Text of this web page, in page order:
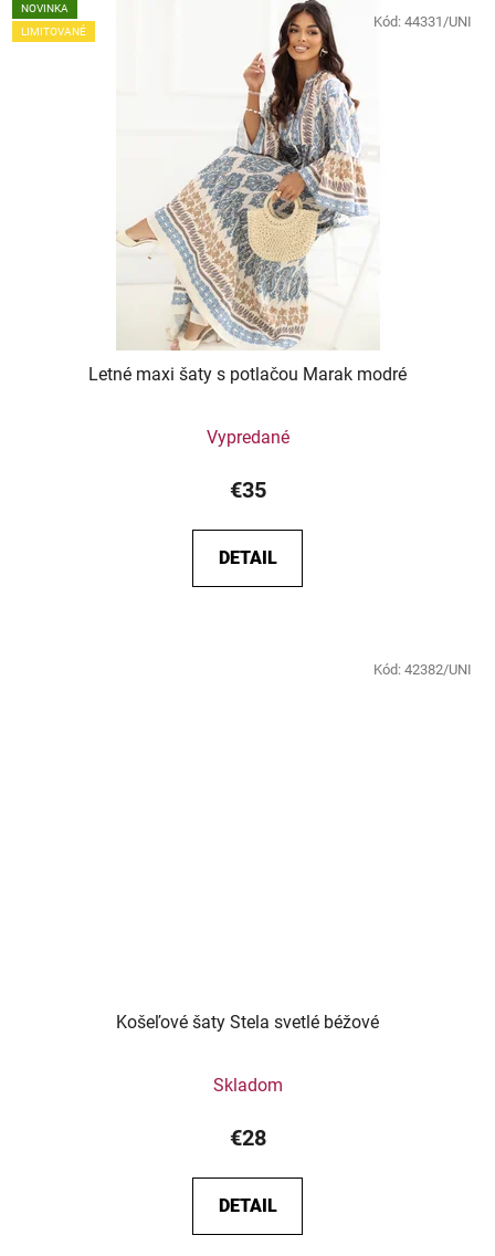
NOVINKA
LIMITOVANÉ
Letné maxi šaty s potlačou Marak modré
Vypredané
€35
DETAIL
Kód: 44331/UNI
Košeľové šaty Stela svetlé béžové
Skladom
€28
DETAIL
Kód: 42382/UNI